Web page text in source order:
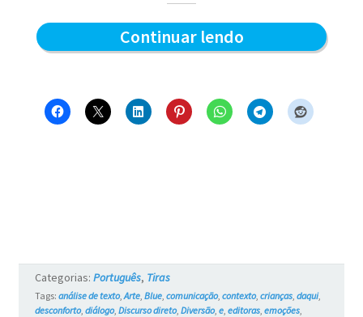
Continuar lendoQuem
–
#17
Categorias: Português, Tiras
Tags: análise de texto, Arte, Blue, comunicação, contexto, crianças, daqui,
desconforto, diálogo, Discurso direto, Diversão, e, editoras, emoções,